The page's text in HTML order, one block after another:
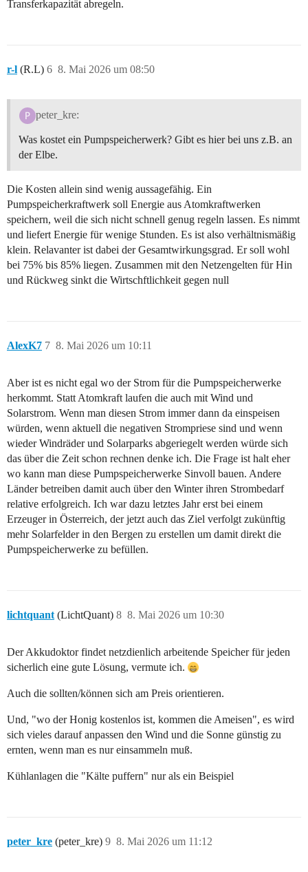
Transferkapazität abregeln.
r-l (R.L) 8. Mai 2026 um 08:50
6
peter_kre:
Was kostet ein Pumpspeicherwerk? Gibt es hier bei uns z.B. an
der Elbe.
Die Kosten allein sind wenig aussagefähig. Ein
Pumpspeicherkraftwerk soll Energie aus Atomkraftwerken
speichern, weil die sich nicht schnell genug regeln lassen. Es nimmt
und liefert Energie für wenige Stunden. Es ist also verhältnismäßig
klein. Relavanter ist dabei der Gesamtwirkungsgrad. Er soll wohl
bei 75% bis 85% liegen. Zusammen mit den Netzengelten für Hin
und Rückweg sinkt die Wirtschftlichkeit gegen null
AlexK7 8. Mai 2026 um 10:11
7
Aber ist es nicht egal wo der Strom für die Pumpspeicherwerke
herkommt. Statt Atomkraft laufen die auch mit Wind und
Solarstrom. Wenn man diesen Strom immer dann da einspeisen
würden, wenn aktuell die negativen Strompriese sind und wenn
wieder Windräder und Solarparks abgeriegelt werden würde sich
das über die Zeit schon rechnen denke ich. Die Frage ist halt eher
wo kann man diese Pumpspeicherwerke Sinvoll bauen. Andere
Länder betreiben damit auch über den Winter ihren Strombedarf
relative erfolgreich. Ich war dazu letztes Jahr erst bei einem
Erzeuger in Österreich, der jetzt auch das Ziel verfolgt zukünftig
mehr Solarfelder in den Bergen zu erstellen um damit direkt die
Pumpspeicherwerke zu befüllen.
lichtquant (LichtQuant) 8. Mai 2026 um 10:30
8
Der Akkudoktor findet netzdienlich arbeitende Speicher für jeden
sicherlich eine gute Lösung, vermute ich.
Auch die sollten/können sich am Preis orientieren.
Und, "wo der Honig kostenlos ist, kommen die Ameisen", es wird
sich vieles darauf anpassen den Wind und die Sonne günstig zu
ernten, wenn man es nur einsammeln muß.
Kühlanlagen die "Kälte puffern" nur als ein Beispiel
peter_kre (peter_kre) 8. Mai 2026 um 11:12
9